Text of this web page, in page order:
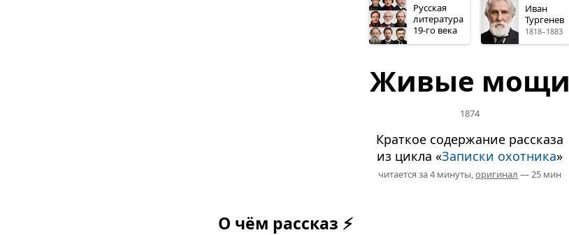
Русская
литература
19-го века
Иван
Тургенев
1818–1883
Живые мощи
1874
Краткое содержание рассказа
из цикла «Записки охотника»
читается за 4 минуты,оригинал — 25 мин
О чём рассказ ⚡